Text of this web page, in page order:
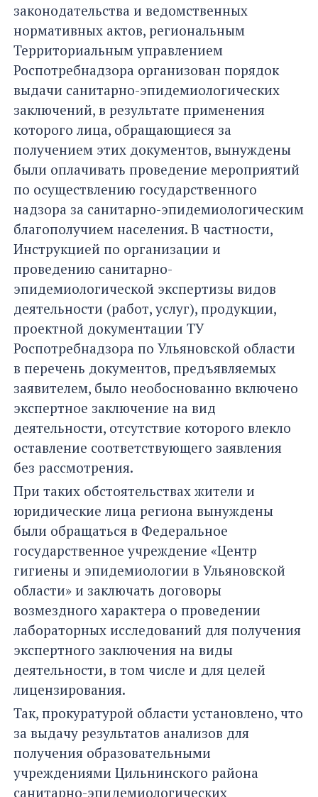
законодательства и ведомственных
нормативных актов, региональным
Территориальным управлением
Роспотребнадзора организован порядок
выдачи санитарно-эпидемиологических
заключений, в результате применения
которого лица, обращающиеся за
получением этих документов, вынуждены
были оплачивать проведение мероприятий
по осуществлению государственного
надзора за санитарно-эпидемиологическим
благополучием населения. В частности,
Инструкцией по организации и
проведению санитарно-
эпидемиологической экспертизы видов
деятельности (работ, услуг), продукции,
проектной документации ТУ
Роспотребнадзора по Ульяновской области
в перечень документов, предъявляемых
заявителем, было необоснованно включено
экспертное заключение на вид
деятельности, отсутствие которого влекло
оставление соответствующего заявления
без рассмотрения.
При таких обстоятельствах жители и
юридические лица региона вынуждены
были обращаться в Федеральное
государственное учреждение «Центр
гигиены и эпидемиологии в Ульяновской
области» и заключать договоры
возмездного характера о проведении
лабораторных исследований для получения
экспертного заключения на виды
деятельности, в том числе и для целей
лицензирования.
Так, прокуратурой области установлено, что
за выдачу результатов анализов для
получения образовательными
учреждениями Цильнинского района
санитарно-эпидемиологических